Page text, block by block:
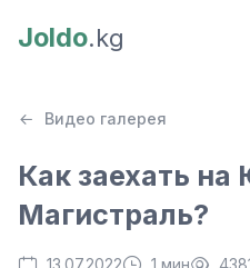
Joldo.kg
Видео галерея
Как заехать
Магистраль?
13.07.2022 1 мин